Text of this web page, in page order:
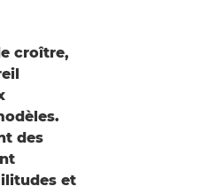
croître,
des
et